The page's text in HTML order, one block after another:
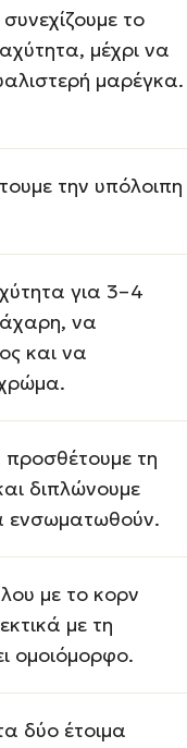
το
μέχρι να
μαρέγκα.
την υπόλοιπη
για 3–4
να
και να
τη
διπλώνουμε
ενσωματωθούν.
με το κορν
με τη
ομοιόμορφο.
δύο έτοιμα